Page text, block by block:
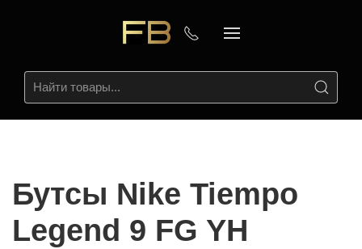
Бутсы Nike Tiempo
Legend 9 FG YH